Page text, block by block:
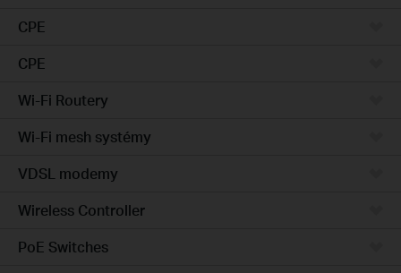
CPE
CPE
Wi-Fi Routery
Wi-Fi mesh systémy
VDSL modemy
Wireless Controller
PoE Switches